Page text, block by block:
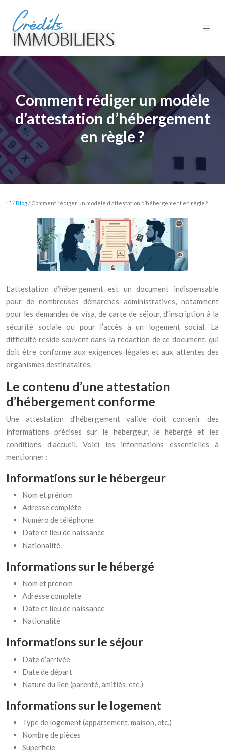
Comment rédiger un modèle
d’attestation d’hébergement
en règle ?
/Blog/ Comment rédiger un modèle d’attestation d’hébergement en règle ?
L’attestation d’hébergement est un document indispensable
pour de nombreuses démarches administratives, notamment
pour les demandes de visa, de carte de séjour, d’inscription à la
sécurité sociale ou pour l’accès à un logement social. La
difficulté réside souvent dans la rédaction de ce document, qui
doit être conforme aux exigences légales et aux attentes des
organismes destinataires.
Le contenu d’une attestation
d’hébergement conforme
Une attestation d’hébergement valide doit contenir des
informations précises sur le hébergeur, le hébergé et les
conditions d’accueil. Voici les informations essentielles à
mentionner :
Informations sur le hébergeur
Nom et prénom
Adresse complète
Numéro de téléphone
Date et lieu de naissance
Nationalité
Informations sur le hébergé
Nom et prénom
Adresse complète
Date et lieu de naissance
Nationalité
Informations sur le séjour
Date d’arrivée
Date de départ
Nature du lien (parenté, amitiés, etc.)
Informations sur le logement
Type de logement (appartement, maison, etc.)
Nombre de pièces
Superficie